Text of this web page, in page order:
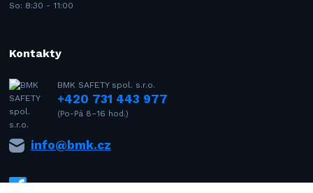
So: 8:30 - 11:00
Kontakty
BMK SAFETY spol. s.r.o.
+420 731 443 977
(Po-Pá 8–16 hod.)
info@bmk.cz